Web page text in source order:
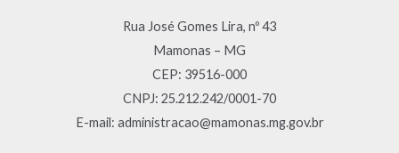
Rua José Gomes Lira, nº 43
Mamonas – MG
CEP: 39516-000
CNPJ: 25.212.242/0001-70
E-mail: administracao@mamonas.mg.gov.br